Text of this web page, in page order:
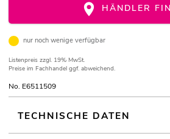
HÄNDLER
nur noch wenige verfügbar
Listenpreis zzgl. 19% MwSt.
Preise im Fachhandel ggf. abweichend.
No. E6511509
TECHNISCHE DATEN